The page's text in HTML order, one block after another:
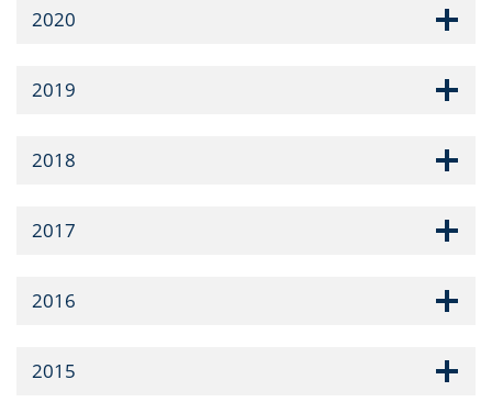
2020
2019
2018
2017
2016
2015